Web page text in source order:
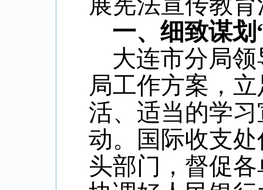
一、细致谋
大连市分局
局工作方案，
活、适当的学
动。国际收支
头部门，督促